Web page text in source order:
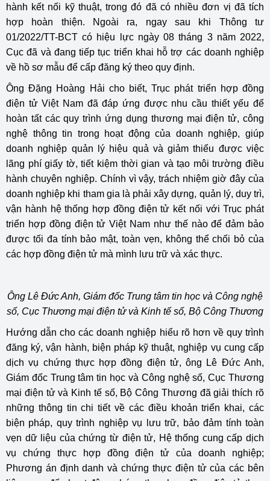
hành kết nối kỹ thuật, trong đó đã có nhiều đơn vị đã tích
hợp hoàn thiện. Ngoài ra, ngay sau khi Thông tư
01/2022/TT-BCT có hiệu lực ngày 08 tháng 3 năm 2022,
Cục đã và đang tiếp tục triển khai hỗ trợ các doanh nghiệp
về hồ sơ mẫu để cấp đăng ký theo quy định.
Ông Đặng Hoàng Hải cho biết, Trục phát triển hợp đồng
điện tử Việt Nam đã đáp ứng được nhu cầu thiết yếu để
hoàn tất các quy trình ứng dụng thương mại điện tử, công
nghệ thông tin trong hoạt động của doanh nghiệp, giúp
doanh nghiệp quản lý hiệu quả và giảm thiểu được việc
lãng phí giấy tờ, tiết kiệm thời gian và tạo môi trường điều
hành chuyên nghiệp. Chính vì vậy, trách nhiệm giờ đây của
doanh nghiệp khi tham gia là phải xây dựng, quản lý, duy trì,
vận hành hệ thống hợp đồng điện tử kết nối với Trục phát
triển hợp đồng điện tử Việt Nam như thế nào để đảm bảo
được tối đa tính bảo mật, toàn vẹn, không thể chối bỏ của
các hợp đồng điện tử mà mình lưu trữ và xác thực.
Ông Lê Đức Anh, Giám đốc Trung tâm tin học và Công nghệ
số, Cục Thương mại điện tử và Kinh tế số, Bộ Công Thương
Hướng dẫn cho các doanh nghiệp hiểu rõ hơn về quy trình
đăng ký, vận hành, biện pháp kỹ thuật, nghiệp vụ cung cấp
dịch vụ chứng thực hợp đồng điện tử, ông Lê Đức Anh,
Giám đốc Trung tâm tin học và Công nghệ số, Cục Thương
mại điện tử và Kinh tế số, Bộ Công Thương đã giải thích rõ
những thông tin chi tiết về các điều khoản triển khai, các
biện pháp, quy trình nghiệp vụ lưu trữ, bảo đảm tính toàn
vẹn dữ liệu của chứng từ điện tử, Hệ thống cung cấp dịch
vụ chứng thực hợp đồng điện tử của doanh nghiệp;
Phương án định danh và chứng thực điện tử của các bên